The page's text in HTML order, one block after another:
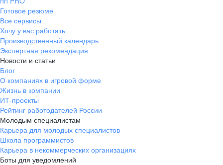
Готовое резюме
Все сервисы
Хочу у вас работать
Производственный календарь
Экспертная рекомендация
Новости и статьи
Блог
О компаниях в игровой форме
Жизнь в компании
ИТ-проекты
Рейтинг работодателей России
Молодым специалистам
Карьера для молодых специалистов
Школа программистов
Карьера в некоммерческих организациях
Боты для уведомлений